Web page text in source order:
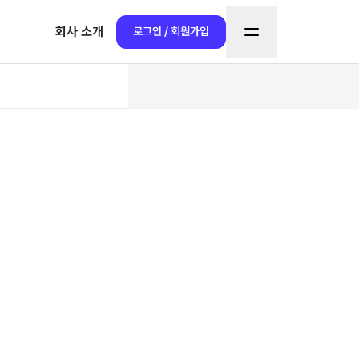
회사 소개 로그인 / 회원가입